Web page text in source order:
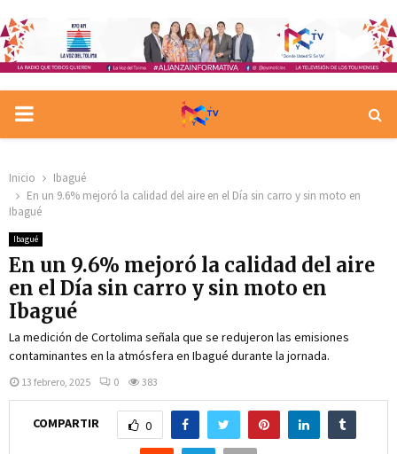
PRIMARY
Inicio
Ibagué
En un 9.6% mejoró la calidad del aire en el Día sin carro y sin moto en
Ibagué
Ibagué
En un 9.6% mejoró la calidad del aire
en el Día sin carro y sin moto en
Ibagué
La medición de Cortolima señala que se redujeron las emisiones
contaminantes en la atmósfera en Ibagué durante la jornada.
13 febrero, 2025 0 383
COMPARTIR 0